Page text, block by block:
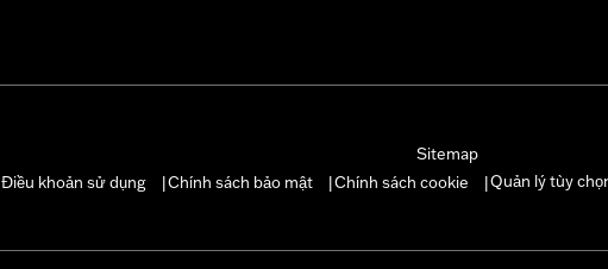
Sitemap
Điều khoản sử dụng
Chính sách bảo mật Chính sách cookie Quản lý tùy